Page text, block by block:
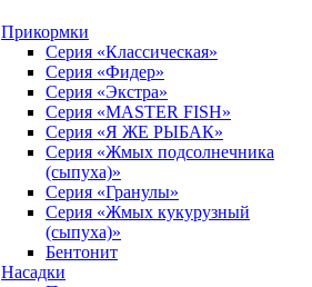
Прикормки
Серия «Классическая»
Серия «Фидер»
Серия «Экстра»
Серия «MASTER FISH»
Серия «Я ЖЕ РЫБАК»
Серия «Жмых подсолнечника
(сыпуха)»
Cерия «Гранулы»
Серия «Жмых кукурузный
(сыпуха)»
Бентонит
Насадки